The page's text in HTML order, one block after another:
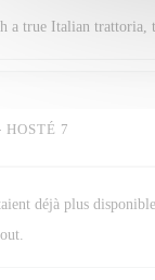
a true Italian
7
déjà plus